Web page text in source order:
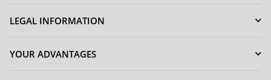
LEGAL INFORMATION
YOUR ADVANTAGES